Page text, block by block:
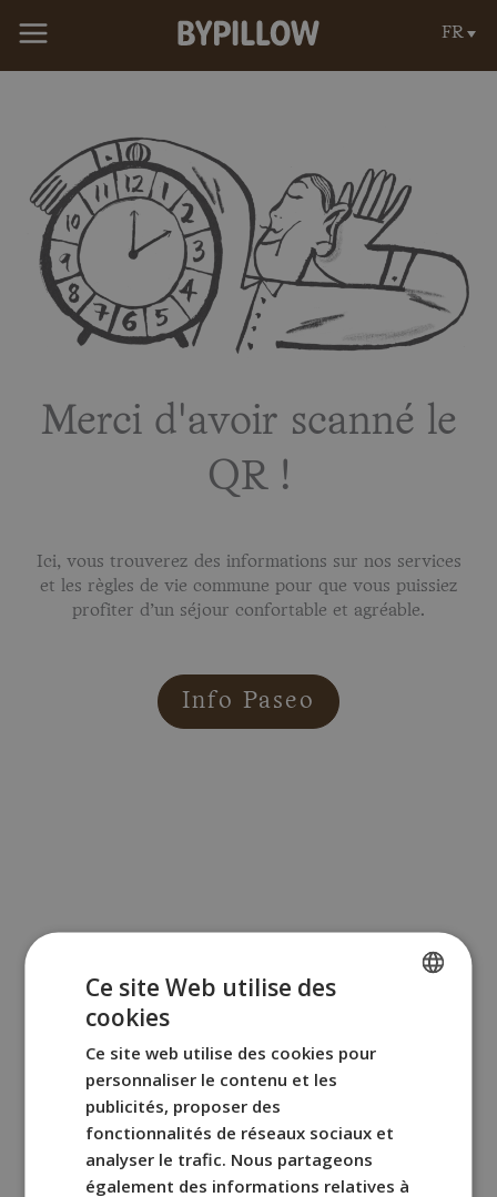
FR
Merci d'avoir scanné le
QR !
Ici, vous trouverez des informations sur nos services
et les règles de vie commune pour que vous puissiez
profiter d’un séjour confortable et agréable.
Info Paseo
ENGLISH
ITALIAN
Ce site Web utilise des
cookies
Ce site web utilise des cookies pour
personnaliser le contenu et les
publicités, proposer des
fonctionnalités de réseaux sociaux et
analyser le trafic. Nous partageons
également des informations relatives à